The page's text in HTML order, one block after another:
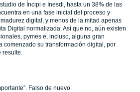
de Íncipi e Inesdi, hasta un 38% de las
en una fase inicial del proceso y
digital, y menos de la mitad apenas
Digital normalizada. Así que no, aún existen
pymes e, incluso, alguna gran
comenzado su transformación digital, por
Falso de nuevo.